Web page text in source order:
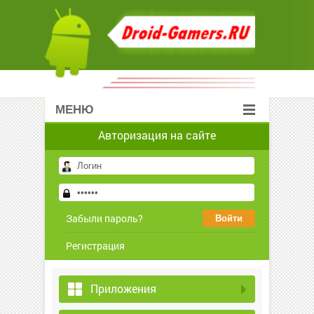
МЕНЮ
Авторизация на сайте
Забыли пароль?
Регистрация
Приложения